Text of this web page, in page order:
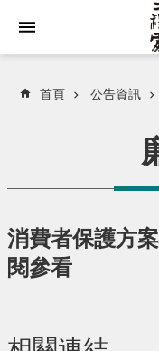
首頁 公告資訊
消費者保護方
閱參看